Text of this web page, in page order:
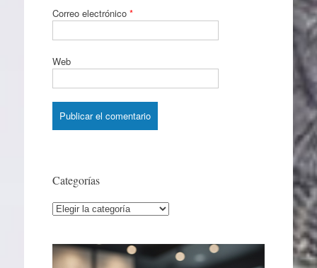
Correo electrónico *
Web
Categorías
Categorías